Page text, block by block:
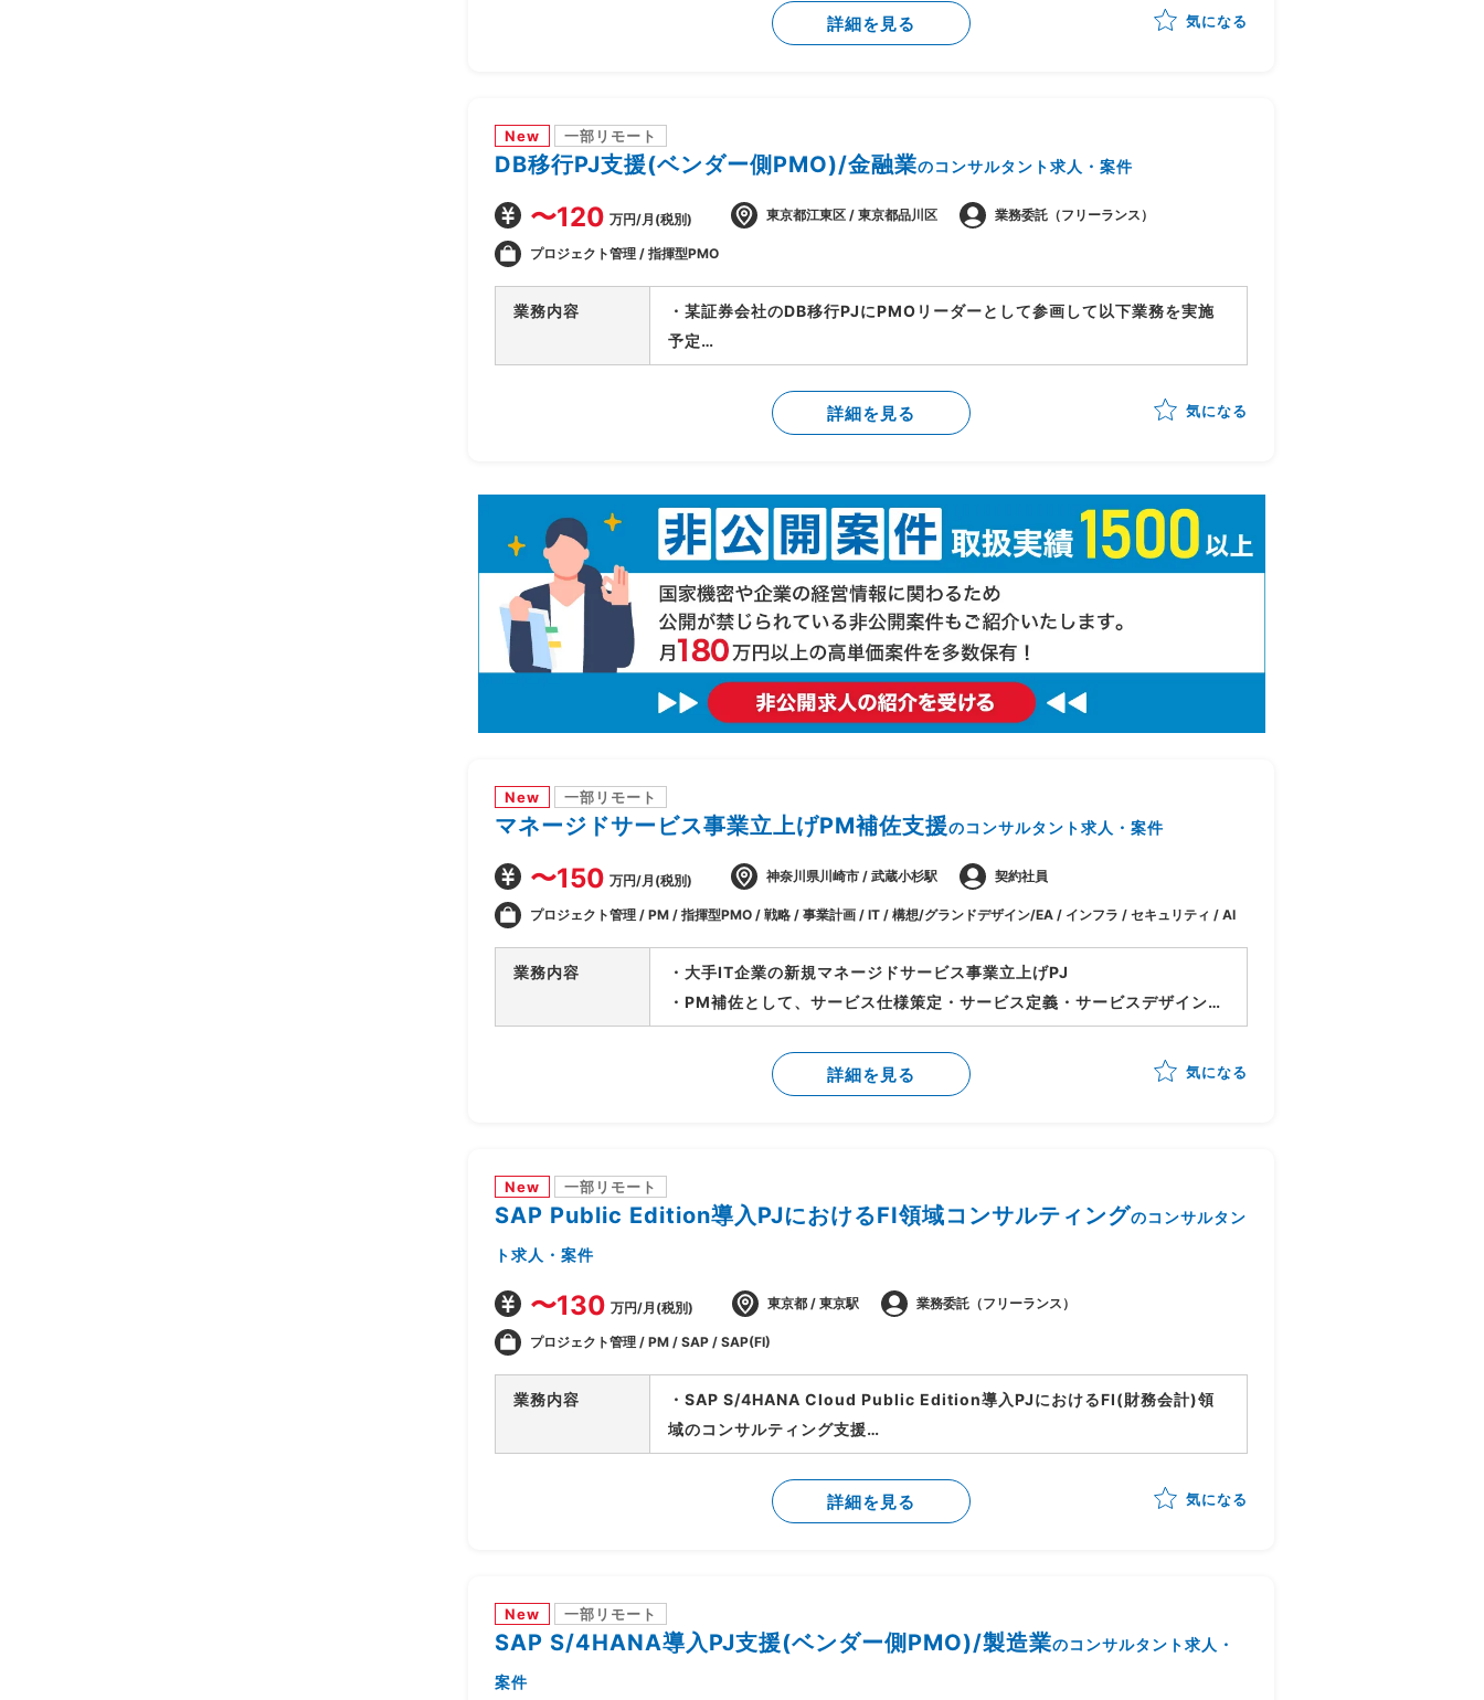
-移行ツール作成に関する計画策定/推進
-移行リハーサル～移行本番～移行後支援までの全体推進
詳細を見る 気になる
New 一部リモート
DB移行PJ支援(ベンダー側PMO)/金融業のコンサルタント求人・案件
〜120 万円/月(税別) 東京都江東区 / 東京都品川区 業務委託（フリーランス）
プロジェクト管理 / 指揮型PMO
業務内容
・某証券会社のDB移行PJにPMOリーダーとして参画して以下業務を実施
予定
-製造/単体テストにおけるBP社検証物の確認・品質担保
-結合テスト～総合テストで発生する障害の管理・進行統制
-障害管理台帳の運用/障害解消状況のトラッキング
詳細を見る 気になる
New 一部リモート
マネージドサービス事業立上げPM補佐支援のコンサルタント求人・案件
〜150 万円/月(税別) 神奈川県川崎市 / 武蔵小杉駅 契約社員
プロジェクト管理 / PM / 指揮型PMO / 戦略 / 事業計画 / IT / 構想/グランドデザイン/EA / インフラ / セキュリティ / AI
業務内容
・大手IT企業の新規マネージドサービス事業立上げPJ
・PM補佐として、サービス仕様策定・サービス定義・サービスデザイン
等、立上げ全体をリード
・立上げ後はサービス運用のリードを担当しつつメニュー化や顧客アプロ
ーチへの参画等、多面的に貢献範囲を拡大
詳細を見る 気になる
New 一部リモート
SAP Public Edition導入PJにおけるFI領域コンサルティングのコンサルタン
ト求人・案件
〜130 万円/月(税別) 東京都 / 東京駅 業務委託（フリーランス）
プロジェクト管理 / PM / SAP / SAP(FI)
業務内容
・SAP S/4HANA Cloud Public Edition導入PJにおけるFI(財務会計)領
域のコンサルティング支援
・ベンダー側、SAPコンサルタントポジション
・財務会計管理および決算処理に関するコンサルティング、導入支援
・固定資産管理、建設仮勘定領域の要件定義、設計支援
詳細を見る 気になる
New 一部リモート
SAP S/4HANA導入PJ支援(ベンダー側PMO)/製造業のコンサルタント求人・
案件